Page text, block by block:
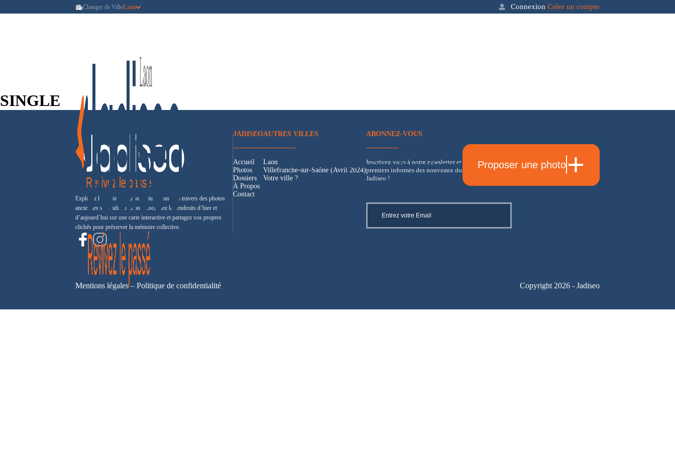
Changer de VilleLaon Connexion Créer un compte
Accueil Photos DossiersÀ ProposContact Proposer une photo +
SINGLE
Explorez l’histoire de Laon et du Laonnois à travers des photos
anciennes sur Jadiseo Laon ! Localisez les endroits d’hier et
d’aujourd’hui sur une carte interactive et partagez vos propres
clichés pour préserver la mémoire collective.
JADISEO
Accueil
Photos
Dossiers
À Propos
Contact
AUTRES VILLES
Laon
Villefranche-sur-Saône (Avril 2024)
Votre ville ?
ABONNEZ-VOUS
Inscrivez-vous à notre newsletter et soyez les
premiers informés des nouveaux dossiers et actualités
Jadiseo !
Mentions légales– Politique de confidentialité Copyright 2026 - Jadiseo